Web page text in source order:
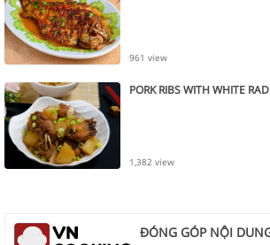
961 view
PORK RIBS WITH WHITE
1,382 view
ĐÓNG GÓP NỘI